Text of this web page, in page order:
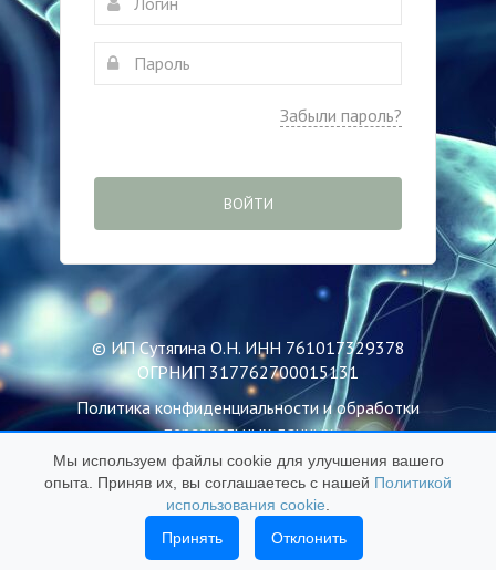
Забыли пароль?
ВОЙТИ
© ИП Сутягина О.Н. ИНН 761017329378
ОГРНИП 317762700015131
Политика конфиденциальности и обработки
персональных данных
Пользовательское соглашение
Публичная оферта
Политика использования файлов Cookie
Мы используем файлы cookie для улучшения вашего
опыта. Приняв их, вы соглашаетесь с нашей Политикой
использования cookie
Принять
Отклонить